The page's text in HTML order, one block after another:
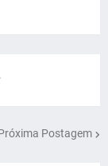
Postagem